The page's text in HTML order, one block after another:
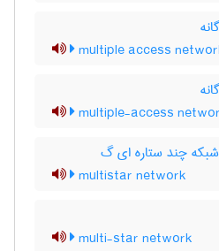
multiple access
multiple-access
چند ستاره ای گ
multistar network
multi-star network